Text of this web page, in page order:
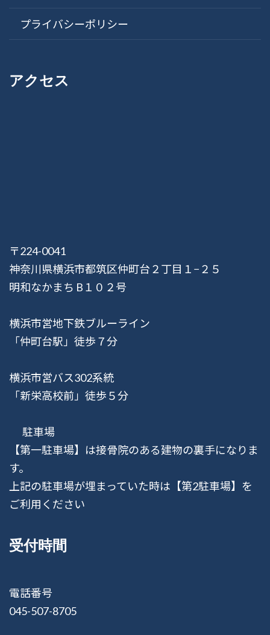
プライバシーポリシー
アクセス
〒224-0041
神奈川県横浜市都筑区仲町台２丁目１−２５
明和なかまち B１０２号
横浜市営地下鉄ブルーライン
「仲町台駅」徒歩７分
横浜市営バス302系統
「新栄高校前」徒歩５分
駐車場
【第一駐車場】は接骨院のある建物の裏手になりま
す。
上記の駐車場が埋まっていた時は【第2駐車場】を
ご利用ください
受付時間
電話番号
045-507-8705